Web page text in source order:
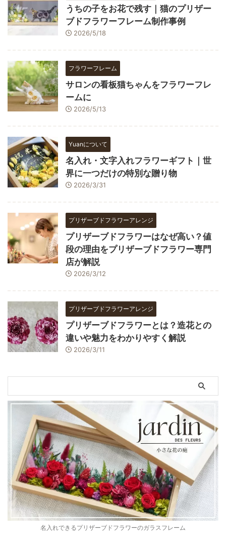
うちの子をお花で残す｜猫のプリザー
ブドフラワーフレーム制作事例
2026/5/18
フラワーフレーム
サロンの看板猫ちゃんをフラワーフレ
ームに
2026/5/13
Yuanについて
名入れ・文字入れフラワーギフト｜世
界に一つだけの特別な贈り物
2026/3/31
プリザーブドフラワーアレンジ
プリザーブドフラワーはなぜ高い？値
段の理由をプリザーブドフラワー専門
店が解説
2026/3/12
プリザーブドフラワーアレンジ
プリザーブドフラワーとは？造花との
違いや魅力をわかりやすく解説
2026/3/11
名入れできるプリザーブドフラワーのガラスフレーム